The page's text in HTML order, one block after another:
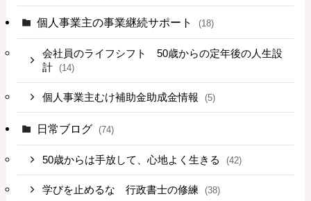
個人事業主の事業継続サポート (18)
会社員のライフシフト 50歳からの定年後の人生設
計
(14)
個人事業主むけ補助金助成金情報 (5)
日常ブログ (74)
50歳からは手放して、心地よく生きる (42)
学びを止めるな 行政書士の修練 (38)